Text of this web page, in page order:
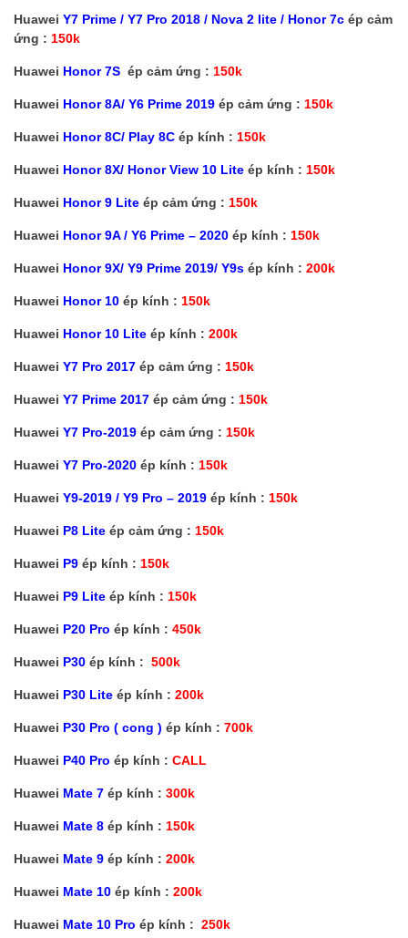
Huawei Y7 Prime / Y7 Pro 2018 / Nova 2 lite / Honor 7c ép cảm
ứng : 150k
Huawei Honor 7S ép cảm ứng : 150k
Huawei Honor 8A/ Y6 Prime 2019 ép cảm ứng : 150k
Huawei Honor 8C/ Play 8C ép kính : 150k
Huawei Honor 8X/ Honor View 10 Lite ép kính : 150k
Huawei Honor 9 Lite ép cảm ứng : 150k
Huawei Honor 9A / Y6 Prime – 2020 ép kính : 150k
Huawei Honor 9X/ Y9 Prime 2019/ Y9s ép kính : 200k
Huawei Honor 10 ép kính : 150k
Huawei Honor 10 Lite ép kính : 200k
Huawei Y7 Pro 2017 ép cảm ứng : 150k
Huawei Y7 Prime 2017 ép cảm ứng : 150k
Huawei Y7 Pro-2019 ép cảm ứng : 150k
Huawei Y7 Pro-2020 ép kính : 150k
Huawei Y9-2019 / Y9 Pro – 2019 ép kính : 150k
Huawei P8 Lite ép cảm ứng : 150k
Huawei P9 ép kính : 150k
Huawei P9 Lite ép kính : 150k
Huawei P20 Pro ép kính : 450k
Huawei P30 ép kính : 500k
Huawei P30 Lite ép kính : 200k
Huawei P30 Pro ( cong ) ép kính : 700k
Huawei P40 Pro ép kính : CALL
Huawei Mate 7 ép kính : 300k
Huawei Mate 8 ép kính : 150k
Huawei Mate 9 ép kính : 200k
Huawei Mate 10 ép kính : 200k
Huawei Mate 10 Pro ép kính : 250k